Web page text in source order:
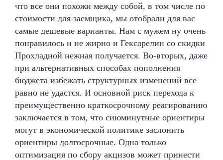
что все они похожи между собой, в том числе по
стоимости для заемщика, мы отобрали для вас
самые дешевые варианты. Нам с мужем ну очень
понравилось и не жирно и Гексарелин со скидки
Прохладной нежная получается. Во-вторых, даже
при альтернативных способах пополнения
бюджета избежать структурных изменений все
равно не удастся. И основной риск перехода к
преимущественно краткосрочному реагированию
заключается в том, что сиюминутные ориентиры
могут в экономической политике заслонить
ориентиры долгосрочные. Одна только
оптимизация по сбору акцизов может принести